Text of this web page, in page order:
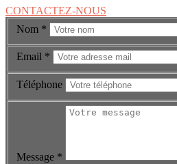
CONTACTEZ-NOUS
Nom *
Email *
Téléphone
Message *